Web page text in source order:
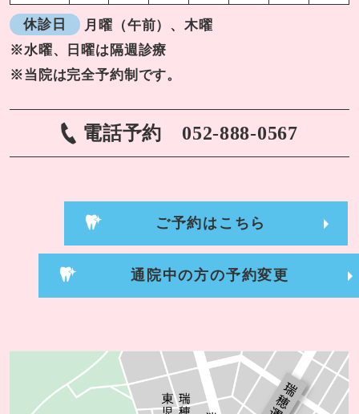
休診日
月曜（午前）、木曜
※水曜、日曜は隔週診療
※当院は完全予約制です。
電話予約 052-888-0567
ご予約はこちら
通院中の方の予約変更